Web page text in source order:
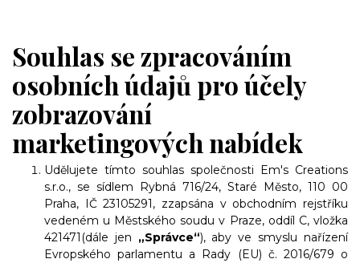
Souhlas se zpracováním
osobních údajů pro účely
zobrazování
marketingových nabídek
Udělujete tímto souhlas společnosti Em's Creations
s.r.o., se sídlem Rybná 716/24, Staré Město, 110 00
Praha, IČ 23105291, zzapsána v obchodním rejstříku
vedeném u Městského soudu v Praze, oddíl C, vložka
421471 (dále jen „Správce“), aby ve smyslu nařízení
Evropského parlamentu a Rady (EU) č. 2016/679 o